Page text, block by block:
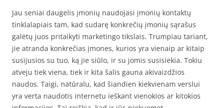
Jau seniai daugelis įmonių naudojasi įmonių kontaktų
tinklalapiais tam, kad sudarę konkrečių įmonių sąrašus
galėtų juos pritaikyti marketingo tikslais. Trumpiau tariant,
jie atranda konkrečias įmones, kurios yra vienaip ar kitaip
susijusios su tuo, ką jie siūlo, ir su jomis susisiekia. Tokiu
atveju tiek viena, tiek ir kita šalis gauna akivaizdžios
naudos. Taigi, natūralu, kad šiandien kiekvienam verslui
yra verta naudotis internetu ieškant vienokios ar kitokios